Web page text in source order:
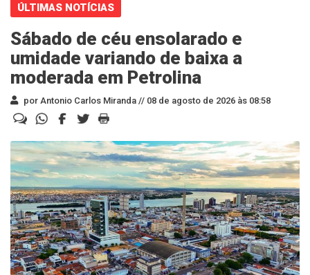
ÚLTIMAS NOTÍCIAS
Sábado de céu ensolarado e
umidade variando de baixa a
moderada em Petrolina
por Antonio Carlos Miranda // 08 de agosto de 2026 às 08:58